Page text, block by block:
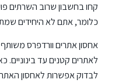
קחו בחשבון שרוב השרתים
כלומר, אתם לא היחידים
אחסון אתרים וורדפרס משותף
לאתרים קטנים עד בינוניים.